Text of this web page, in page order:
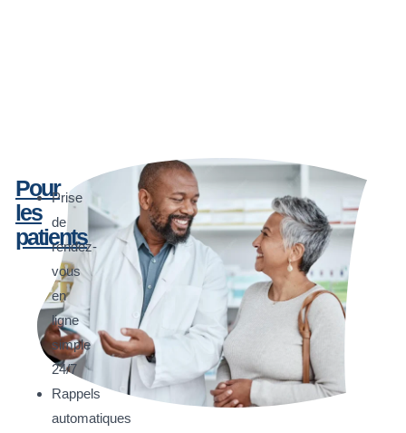
Pour
les
patients
Prise
de
rendez-
vous
en
ligne
simple
24/7
Rappels
automatiques